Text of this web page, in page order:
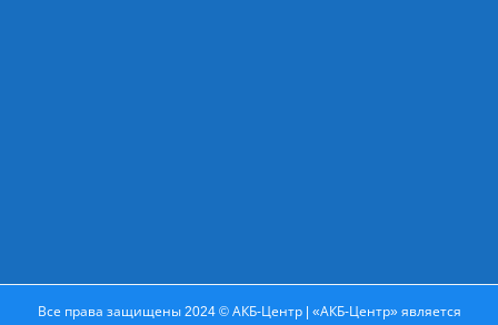
Все права защищены 2024 © АКБ-Центр | «АКБ-Центр» является